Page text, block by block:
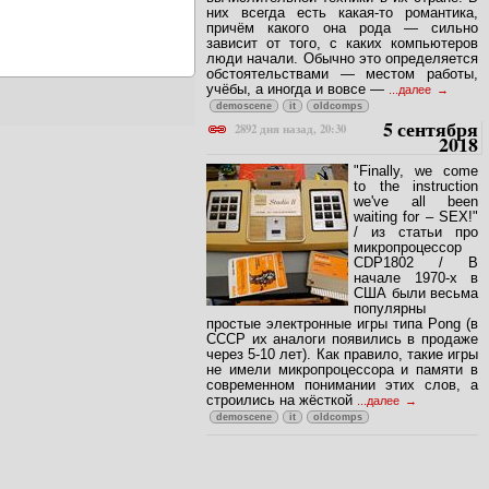
них всегда есть какая-то романтика,
причём какого она рода — сильно
зависит от того, с каких компьютеров
люди начали. Обычно это определяется
обстоятельствами — местом работы,
учёбы, а иногда и вовсе —
...далее
demoscene it oldcomps
2892 дня назад, 20:30 5 сентября
2018
"Finally, we come
to the instruction
we've all been
waiting for – SEX!"
/ из статьи про
микропроцессор
CDP1802 / В
начале 1970-х в
США были весьма
популярны
простые электронные игры типа Pong (в
СССР их аналоги появились в продаже
через 5-10 лет). Как правило, такие игры
не имели микропроцессора и памяти в
современном понимании этих слов, а
строились на жёсткой
...далее
demoscene it oldcomps